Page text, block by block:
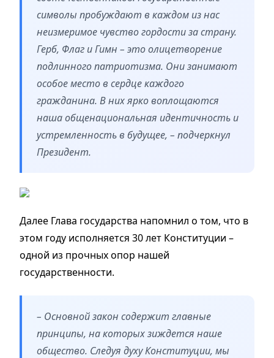
символы пробуждают в каждом из нас
неизмеримое чувство гордости за страну.
Герб, Флаг и Гимн – это олицетворение
подлинного патриотизма. Они занимают
особое место в сердце каждого
гражданина. В них ярко воплощаются
наша общенациональная идентичность и
устремленность в будущее, – подчеркнул
Президент.
Далее Глава государства напомнил о том, что в
этом году исполняется 30 лет Конституции –
одной из прочных опор нашей
государственности.
– Основной закон содержит главные
принципы, на которых зиждется наше
общество. Следуя духу Конституции, мы